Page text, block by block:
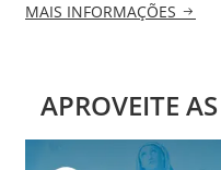
MAIS INFORMAÇÕES
APROVEITE